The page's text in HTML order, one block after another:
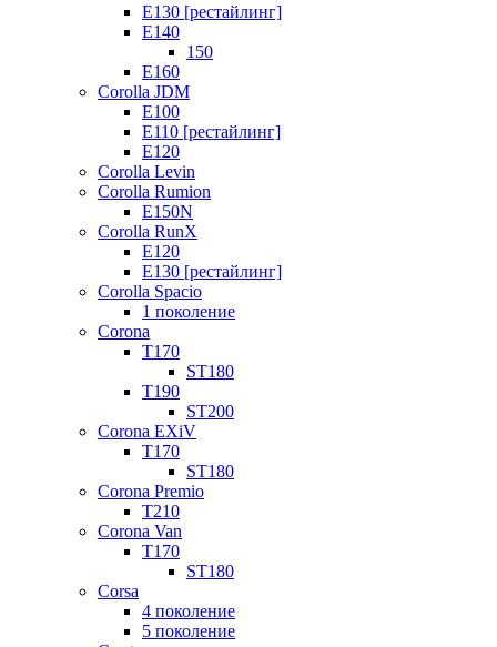
E130 [рестайлинг]
E140
150
E160
Corolla JDM
E100
E110 [рестайлинг]
E120
Corolla Levin
Corolla Rumion
E150N
Corolla RunX
E120
E130 [рестайлинг]
Corolla Spacio
1 поколение
Corona
T170
ST180
T190
ST200
Corona EXiV
T170
ST180
Corona Premio
T210
Corona Van
T170
ST180
Corsa
4 поколение
5 поколение